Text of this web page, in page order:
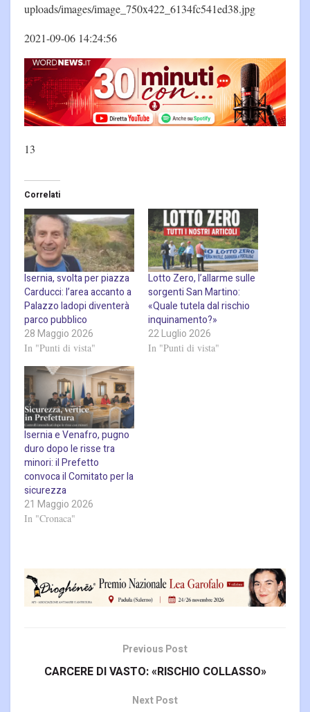
uploads/images/image_750x422_6134fc541ed38.jpg
2021-09-06 14:24:56
13
Correlati
Isernia, svolta per piazza
Carducci: l’area accanto a
Palazzo Iadopi diventerà
parco pubblico
28 Maggio 2026
In "Punti di vista"
Lotto Zero, l’allarme sulle
sorgenti San Martino:
«Quale tutela dal rischio
inquinamento?»
22 Luglio 2026
In "Punti di vista"
Isernia e Venafro, pugno
duro dopo le risse tra
minori: il Prefetto
convoca il Comitato per la
sicurezza
21 Maggio 2026
In "Cronaca"
Previous Post
CARCERE DI VASTO: «RISCHIO COLLASSO»
Next Post